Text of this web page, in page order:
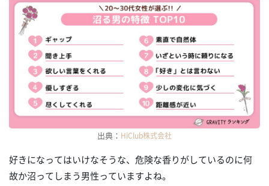
出典： HiClub株式会社
好きになってはいけなそうな、危険な香りがしているのに何
故か沼ってしまう男性っていますよね。